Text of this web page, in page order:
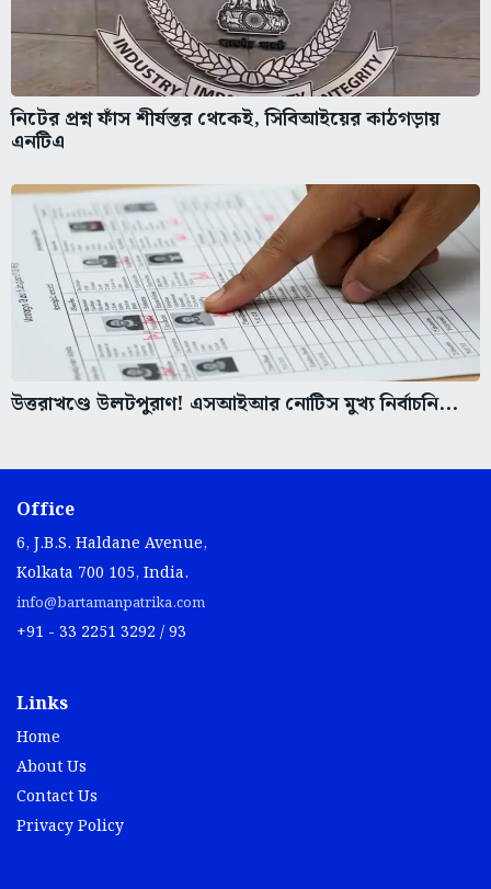
নিটের প্রশ্ন ফাঁস শীর্ষস্তর থেকেই, সিবিআইয়ের কাঠগড়ায়
এনটিএ
উত্তরাখণ্ডে উলটপুরাণ! এসআইআর নোটিস মুখ্য নির্বাচনি...
Office
6, J.B.S. Haldane Avenue,
Kolkata 700 105, India.
info@bartamanpatrika.com
+91 - 33 2251 3292 / 93
Links
Home
About Us
Contact Us
Privacy Policy